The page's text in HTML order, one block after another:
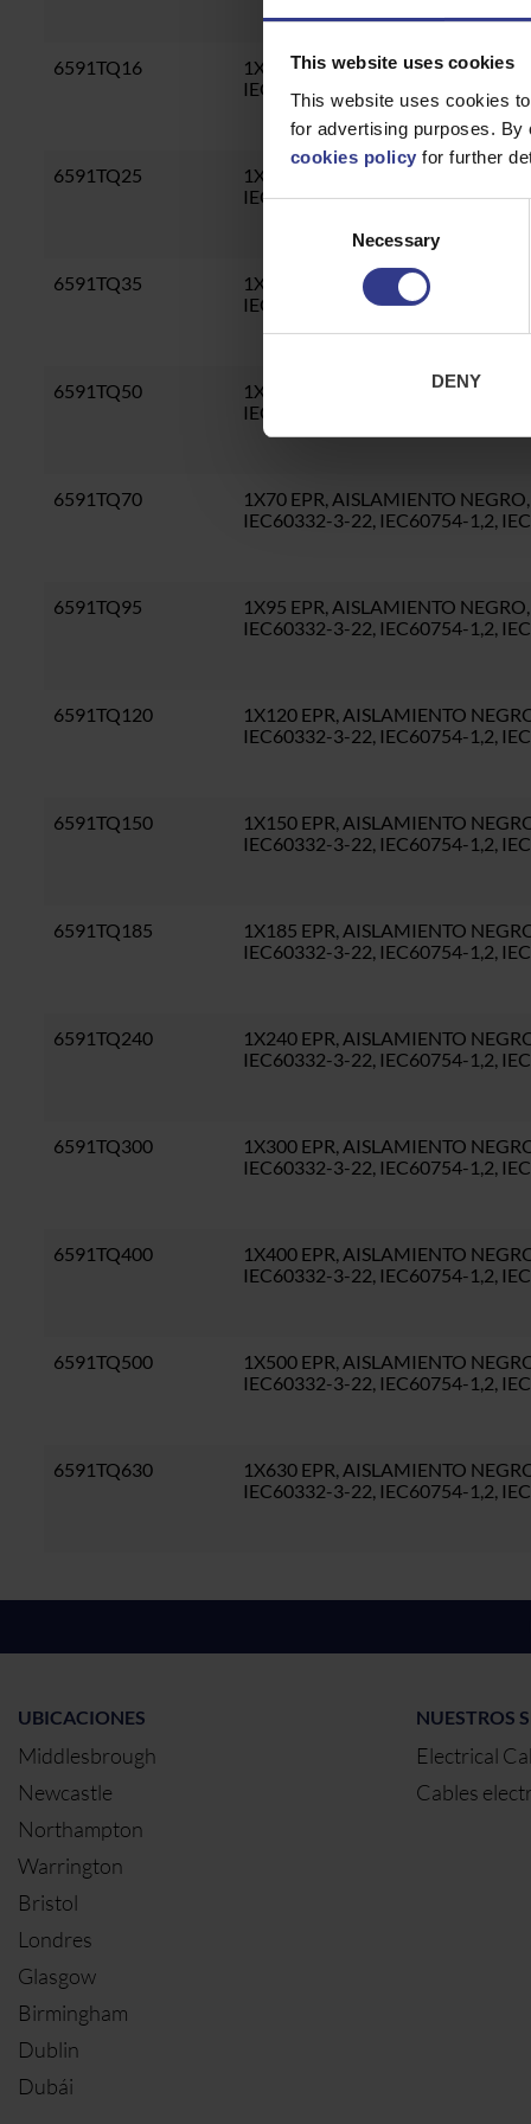
This website uses cookies
This website uses cookies
for advertising purposes.
cookies policy for further
Necessary
DENY
6591TQ16
1X16 EPR, AISLAMIENTO
IEC60332-3-22, IEC60754-1,2,
6591TQ25
1X25 EPR, AISLAMIENTO
IEC60332-3-22, IEC60754-1,2,
6591TQ35
1X35 EPR, AISLAMIENTO
IEC60332-3-22, IEC60754-1,2,
6591TQ50
1X50 EPR, AISLAMIENTO
IEC60332-3-22, IEC60754-1,2,
6591TQ70
1X70 EPR, AISLAMIENTO
IEC60332-3-22, IEC60754-1,2,
6591TQ95
1X95 EPR, AISLAMIENTO
IEC60332-3-22, IEC60754-1,2,
6591TQ120
1X120 EPR, AISLAMIENTO
IEC60332-3-22, IEC60754-1,2,
6591TQ150
1X150 EPR, AISLAMIENTO
IEC60332-3-22, IEC60754-1,2,
6591TQ185
1X185 EPR, AISLAMIENTO
IEC60332-3-22, IEC60754-1,2,
6591TQ240
1X240 EPR, AISLAMIENTO
IEC60332-3-22, IEC60754-1,2,
6591TQ300
1X300 EPR, AISLAMIENTO
IEC60332-3-22, IEC60754-1,2,
6591TQ400
1X400 EPR, AISLAMIENTO
IEC60332-3-22, IEC60754-1,2,
6591TQ500
1X500 EPR, AISLAMIENTO
IEC60332-3-22, IEC60754-1,2,
6591TQ630
1X630 EPR, AISLAMIENTO
IEC60332-3-22, IEC60754-1,2,
UBICACIONES
Middlesbrough
Newcastle
Northampton
Warrington
Bristol
Londres
Glasgow
Birmingham
Dublin
Dubái
NUESTROS
Electrical
Cables